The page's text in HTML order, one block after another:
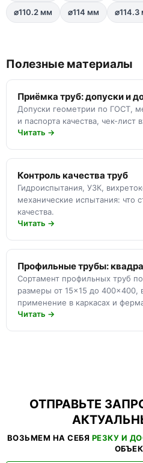
⌀110.2 мм ⌀114 мм ⌀114.3
Полезные материалы
Приёмка труб: допуски и
Допуски геометрии по ГОСТ,
и паспорта качества, чек-лист
Читать →
Контроль качества труб
Гидроиспытания, УЗК,
механические испытания: что
качества.
Читать →
Профильные трубы:
Сортамент профильных труб
размеры от 15×15 до 400×400,
применение в каркасах и
Читать →
ОТПРАВЬТЕ
ВОЗЬМЕМ НА СЕБЯ РЕЗКУ И